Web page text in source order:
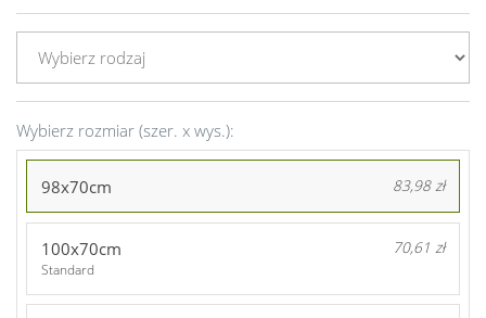
Wybierz rozmiar (szer. x wys.):
98x70cm 83,98 zł
100x70cm 70,61 zł
Standard